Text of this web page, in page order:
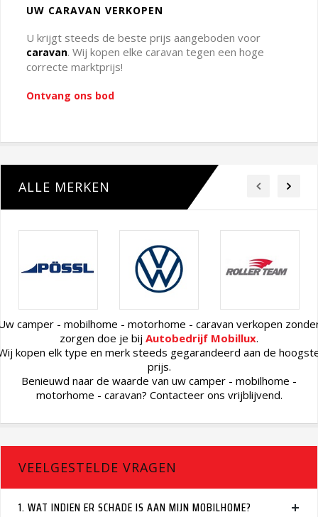
UW CARAVAN VERKOPEN
U krijgt steeds de beste prijs aangeboden voor
caravan. Wij kopen elke caravan tegen een hoge
correcte marktprijs!
Ontvang ons bod
ALLE MERKEN
camper - mobilhome - motorhome - caravan verkopen
zorgen doe je bij Autobedrijf Mobillux.
kopen elk type en merk steeds gegarandeerd aan de
prijs.
Benieuwd naar de waarde van uw camper - mobilhome -
motorhome - caravan? Contacteer ons vrijblijvend.
VEELGESTELDE VRAGEN
1. WAT INDIEN ER SCHADE IS AAN MIJN MOBILHOME?